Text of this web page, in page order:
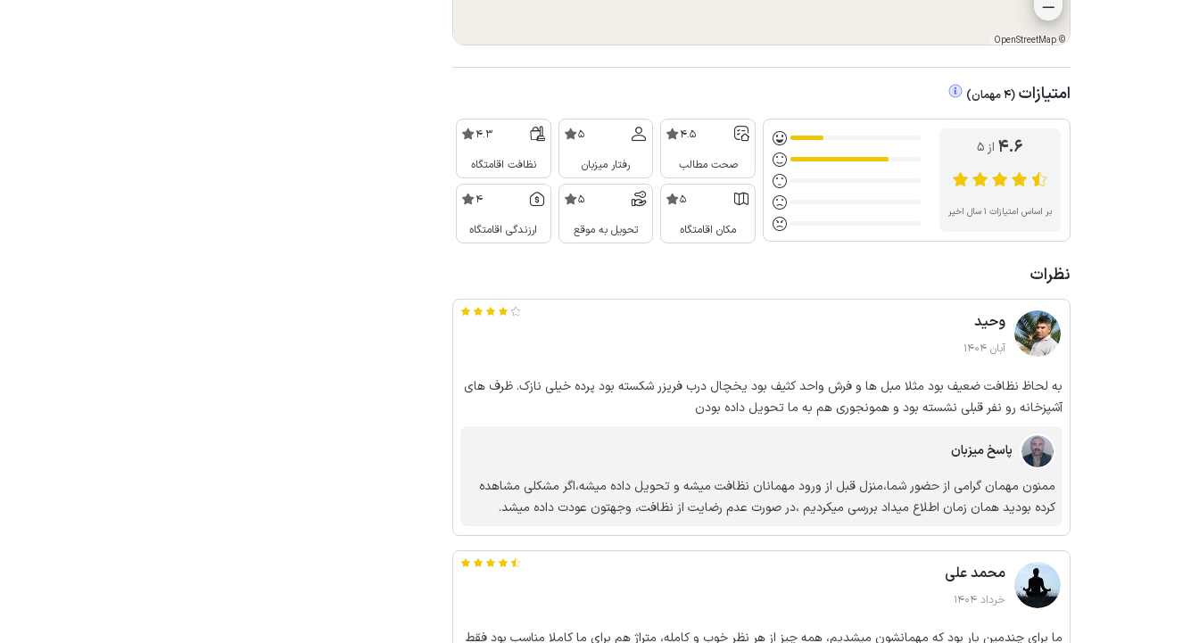
©
OpenStreetMap
امتیازات (
4مهمان)
4.6 از ۵
بر اساس امتیازات ۱ سال اخیر
4.5
صحت مطالب
5
رفتار میزبان
4.3
نظافت اقامتگاه
5
مکان اقامتگاه
5
تحویل به موقع
4
ارزندگی اقامتگاه
نظرات
وحید
آبان 1404
به لحاظ نظافت ضعیف بود مثلا مبل ها و فرش واحد کثیف بود یخچال درب فریزر شکسته بود پرده خیلی نازک. ظرف های
آشپزخانه رو نفر قبلی نشسته بود و همونجوری هم به ما تحویل داده بودن
پاسخ میزبان
ممنون مهمان گرامی از حضور شما،منزل قبل از ورود مهمانان نظافت میشه و تحویل داده میشه،اگر مشکلی مشاهده
کرده بودید همان زمان اطلاع میداد بررسی میکردیم ،در صورت عدم رضایت از نظافت، وجهتون عودت داده میشد.
محمد علی
خرداد 1404
ما برای چندمین بار بود که مهمانشون میشدیم، همه چیز از هر نظر خوب و کامله، متراژ هم برای ما کاملا مناسب بود فقط